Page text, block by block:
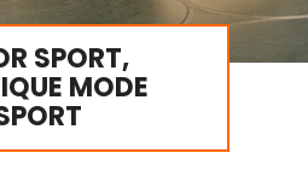
SPORT,
MODE